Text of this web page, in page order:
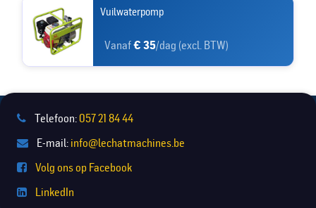
Vuilwaterpomp
Vanaf€ 35/dag (excl. BTW)
Telefoon: 057 21 84 44
E-mail: info@lechatmachines.be
Volg ons op Facebook
LinkedIn